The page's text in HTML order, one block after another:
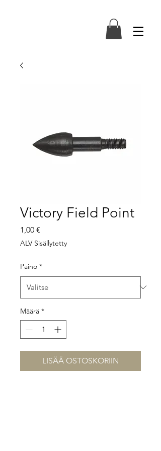
Victory Field Point
1,00 €
ALV Sisällytetty
Paino *
Määrä *
LISÄÄ OSTOSKORIIN